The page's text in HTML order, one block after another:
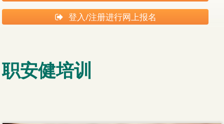
登入/注册进行网上报名
职安健培训